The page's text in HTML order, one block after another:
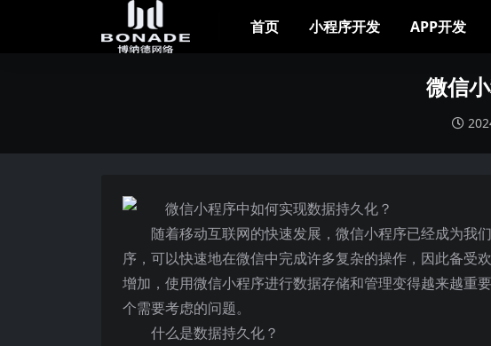
首页 小程序开发 APP开发
微信
随着移动互联网的快速发展，微信小程序已经成为我
序，可以快速地在微信中完成许多复杂的操作，因此备受
增加，使用微信小程序进行数据存储和管理变得越来越重
个需要考虑的问题。
什么是数据持久化？